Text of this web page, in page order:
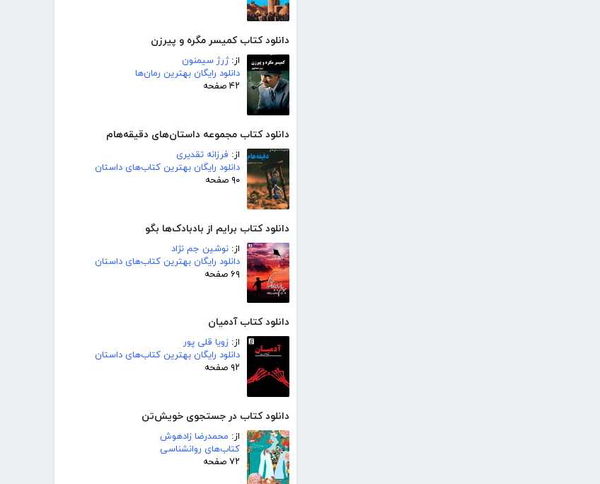
دانلود کتاب کمیسر مگره و پیرزن
از:ژرژ سیمنون
دانلود رایگان بهترین رمان‌ها
۴۲ صفحه
دانلود کتاب مجموعه داستان‌های دقیقه‌هام
از: فرزانه تقدیری
دانلود رایگان بهترین کتاب‌های داستان
۹۰ صفحه
دانلود کتاب برایم از بادبادک‌ها بگو
از: نوشین جم نژاد
دانلود رایگان بهترین کتاب‌های داستان
۶۹ صفحه
دانلود کتاب آدمیان
از: زویا قلی پور
دانلود رایگان بهترین کتاب‌های داستان
۹۲ صفحه
دانلود کتاب در جستجوی خویش‌تن
از: محمدرضا زادهوش
کتاب‌های روانشناسی
۷۲ صفحه